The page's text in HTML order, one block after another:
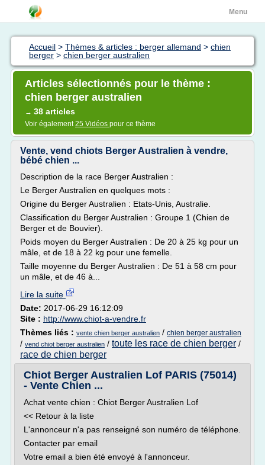
Menu
Accueil > Thèmes & articles : berger allemand > chien
berger > chien berger australien
Articles sélectionnés pour le thème :
chien berger australien
→ 38 articles
Voir également25 Vidéos pour ce thème
Vente, vend chiots Berger Australien à vendre,
bébé chien ...
Description de la race Berger Australien :
Le Berger Australien en quelques mots :
Origine du Berger Australien : Etats-Unis, Australie.
Classification du Berger Australien : Groupe 1 (Chien de
Berger et de Bouvier).
Poids moyen du Berger Australien : De 20 à 25 kg pour un
mâle, et de 18 à 22 kg pour une femelle.
Taille moyenne du Berger Australien : De 51 à 58 cm pour
un mâle, et de 46 à...
Lire la suite
Date: 2017-06-29 16:12:09
Site : http://www.chiot-a-vendre.fr
Thèmes liés : vente chien berger australien / chien berger australien
/ vend chiot berger australien / toute les race de chien berger /
race de chien berger
Chiot Berger Australien Lof PARIS (75014)
- Vente Chien ...
Achat vente chien : Chiot Berger Australien Lof
<< Retour à la liste
L'annonceur n'a pas renseigné son numéro de téléphone.
Contacter par email
Votre email a bien été envoyé à l'annonceur.